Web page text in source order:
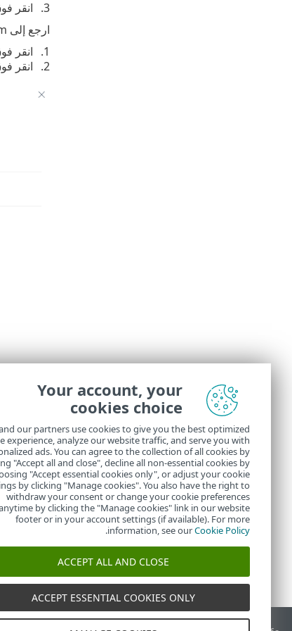
انقر
ارجع إلى ESET PROTECT On-Prem
انقر
انقر
Your account, your
cookies choice
our partners use cookies to give you the best optimized
experience, analyze our website traffic, and serve you with
ads. You can agree to the collection of all cookies by
"Accept all and close", decline all non-essential cookies by
"Accept essential cookies only", or adjust your cookie
by clicking "Manage cookies". You also have the right to
withdraw your consent or change your cookie preferences
by clicking the "Manage cookies" link in our website
footer or in your account settings (if available). For more
information, see ourCookie Policy
.
ACCEPT ALL AND CLOSE
ACCEPT ESSENTIAL COOKIES ONLY